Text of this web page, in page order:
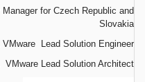
for Czech Republic and
Slovakia
Lead Solution Engineer
VMware Lead Solution Architect